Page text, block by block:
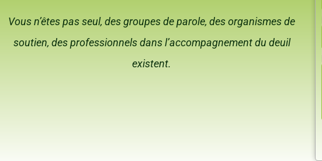
Vous n’êtes pas seul, des groupes de parole, des organismes de
soutien, des professionnels dans l’accompagnement du deuil
existent.